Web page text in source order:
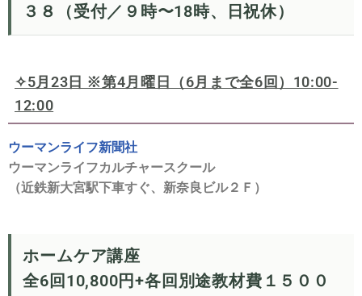
３８（受付／９時〜18時、日祝休）
✧5月23日 ※第4月曜日（6月まで全6回）10:00-
12:00
ウーマンライフ新聞社
ウーマンライフカルチャースクール
（近鉄新大宮駅下車すぐ、新奈良ビル２Ｆ）
ホームケア講座
全6回10,800円+各回別途教材費１５００